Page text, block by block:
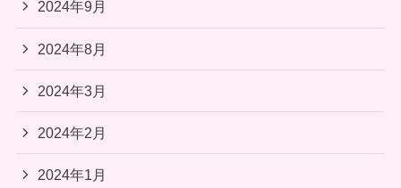
2024年9月
2024年8月
2024年3月
2024年2月
2024年1月